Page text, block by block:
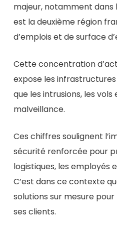
majeur, notamment dans
est la deuxième région
d’emplois et de surface
Cette concentration
expose les
que les intrusions, les
malveillance.
Ces chiffres soulignent
sécurité renforcée pour
logistiques, les employés
C’est dans ce contexte
solutions sur mesure
ses clients.